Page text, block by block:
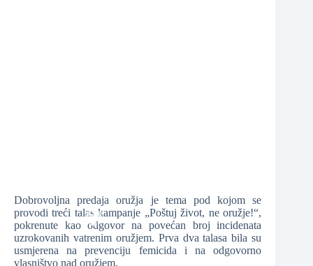
Dobrovoljna predaja oružja je tema pod kojom se
provodi treći talas kampanje „Poštuj život, ne oružje!“,
pokrenute kao odgovor na povećan broj incidenata
uzrokovanih vatrenim oružjem. Prva dva talasa bila su
usmjerena na prevenciju femicida i na odgovorno
vlasništvo nad oružjem.